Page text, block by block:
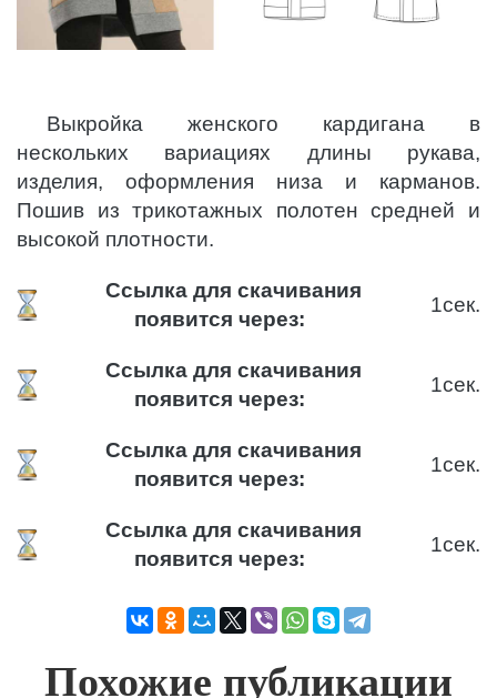
Выкройка женского кардигана в
нескольких вариациях длины рукава,
изделия, оформления низа и карманов.
Пошив из трикотажных полотен средней и
высокой плотности.
Ссылка для скачивания
появится через:
1сек.
Ссылка для скачивания
появится через:
1сек.
Ссылка для скачивания
появится через:
1сек.
Ссылка для скачивания
появится через:
1сек.
Похожие публикации